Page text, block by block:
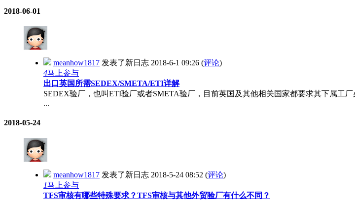
2018-06-01
meanhow1817 发表了新日志 2018-6-1 09:26 (评论)
4马上参与
出口英国所需SEDEX/SMETA/ETI详解
SEDEX验厂，也叫ETI验厂或者SMETA验厂，目前英国及其他相关国家都要求其下属工
...
2018-05-24
meanhow1817 发表了新日志 2018-5-24 08:52 (评论)
1马上参与
TFS审核有哪些特殊要求？TFS审核与其他外贸验厂有什么不同？